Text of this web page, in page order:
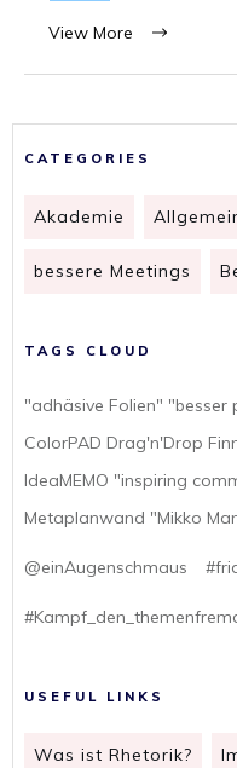
View More
CATEGORIES
Akademie
bessere Meetings
TAGS CLOUD
"adhäsive Folien"
ColorPAD Drag'n'Drop
IdeaMEMO "inspiring
Metaplanwand "Mikko
@einAugenschmaus
USEFUL LINKS
Was ist Rhetorik?